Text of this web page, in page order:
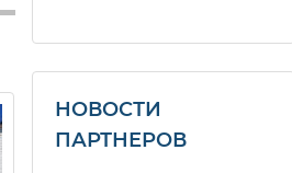
НОВОСТИ
ПАРТНЕРОВ